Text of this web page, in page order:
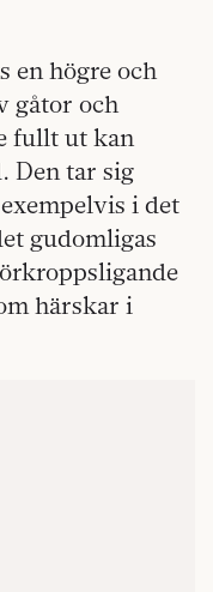
en högre och
gåtor och
fullt ut kan
Den tar sig
i det
gudomligas
härskar i